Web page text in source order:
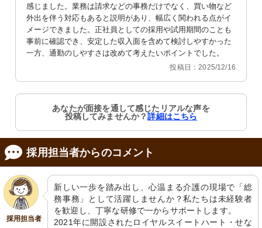
家族室
明るく清潔感のある居室で、ゆったり
家族室
ゆったりとしたダイニングで心地よい
食事のひとときを。木目調の家具が温
もりを感じさせます。
浴室
広々とした入浴スペース、安全に配慮
した設計です。
茶室
畳と障子が心を和ませる和室です。上
品な飾り棚には趣のある装飾品が置か
れています。
感じました。業務は請求などの事務だけでなく、買い物など
外出を伴う対応もあると説明があり、幅広く関われる点がイ
メージできました。正社員としての採用や試用期間のことも
事前に確認でき、安定した収入面を含めて検討しやすかった
一方、通勤のしやすさは改めて考えたいポイントでした。
投稿日：2025/12/16
あなたが面接を通して感じたリアルな声を
投稿してみませんか？詳細はこちら
採用担当者からのコメント
採用担当者
新しい一歩を踏み出し、心温まる介護の現場で「総
務事務」として活躍しませんか？私たちは未経験者
を歓迎し、丁寧な研修で一からサポートします。
2021年に開設されたロイヤルスイートハート・せな